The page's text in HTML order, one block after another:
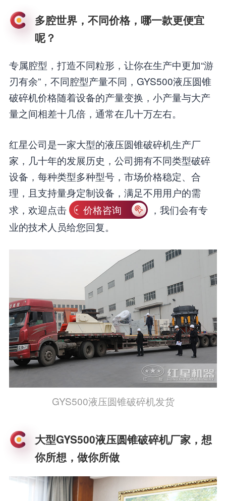
多腔世界，不同价格，哪一款更便宜
呢？
专属腔型，打造不同粒形，让你在生产中更加“游
刃有余”，不同腔型产量不同，GYS500液压圆锥
破碎机价格随着设备的产量变换，小产量与大产
量之间相差十几倍，通常在几十万左右。
红星公司是一家大型的液压圆锥破碎机生产厂
家，几十年的发展历史，公司拥有不同类型破碎
设备，每种类型多种型号，市场价格稳定、合
理，且支持量身定制设备，满足不用用户的需
求，欢迎点击
价格咨询
，我们会有专
业的技术人员给您回复。
GYS500液压圆锥破碎机发货
大型GYS500液压圆锥破碎机厂家，想
你所想，做你所做